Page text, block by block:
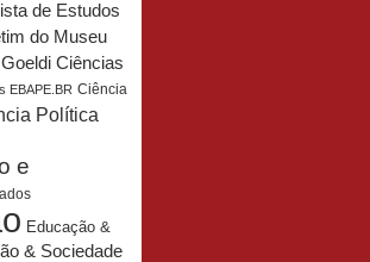
de Estudos
do Museu
Ciências
EBAPE.BR Ciência
Política
e
Educação &
& Sociedade